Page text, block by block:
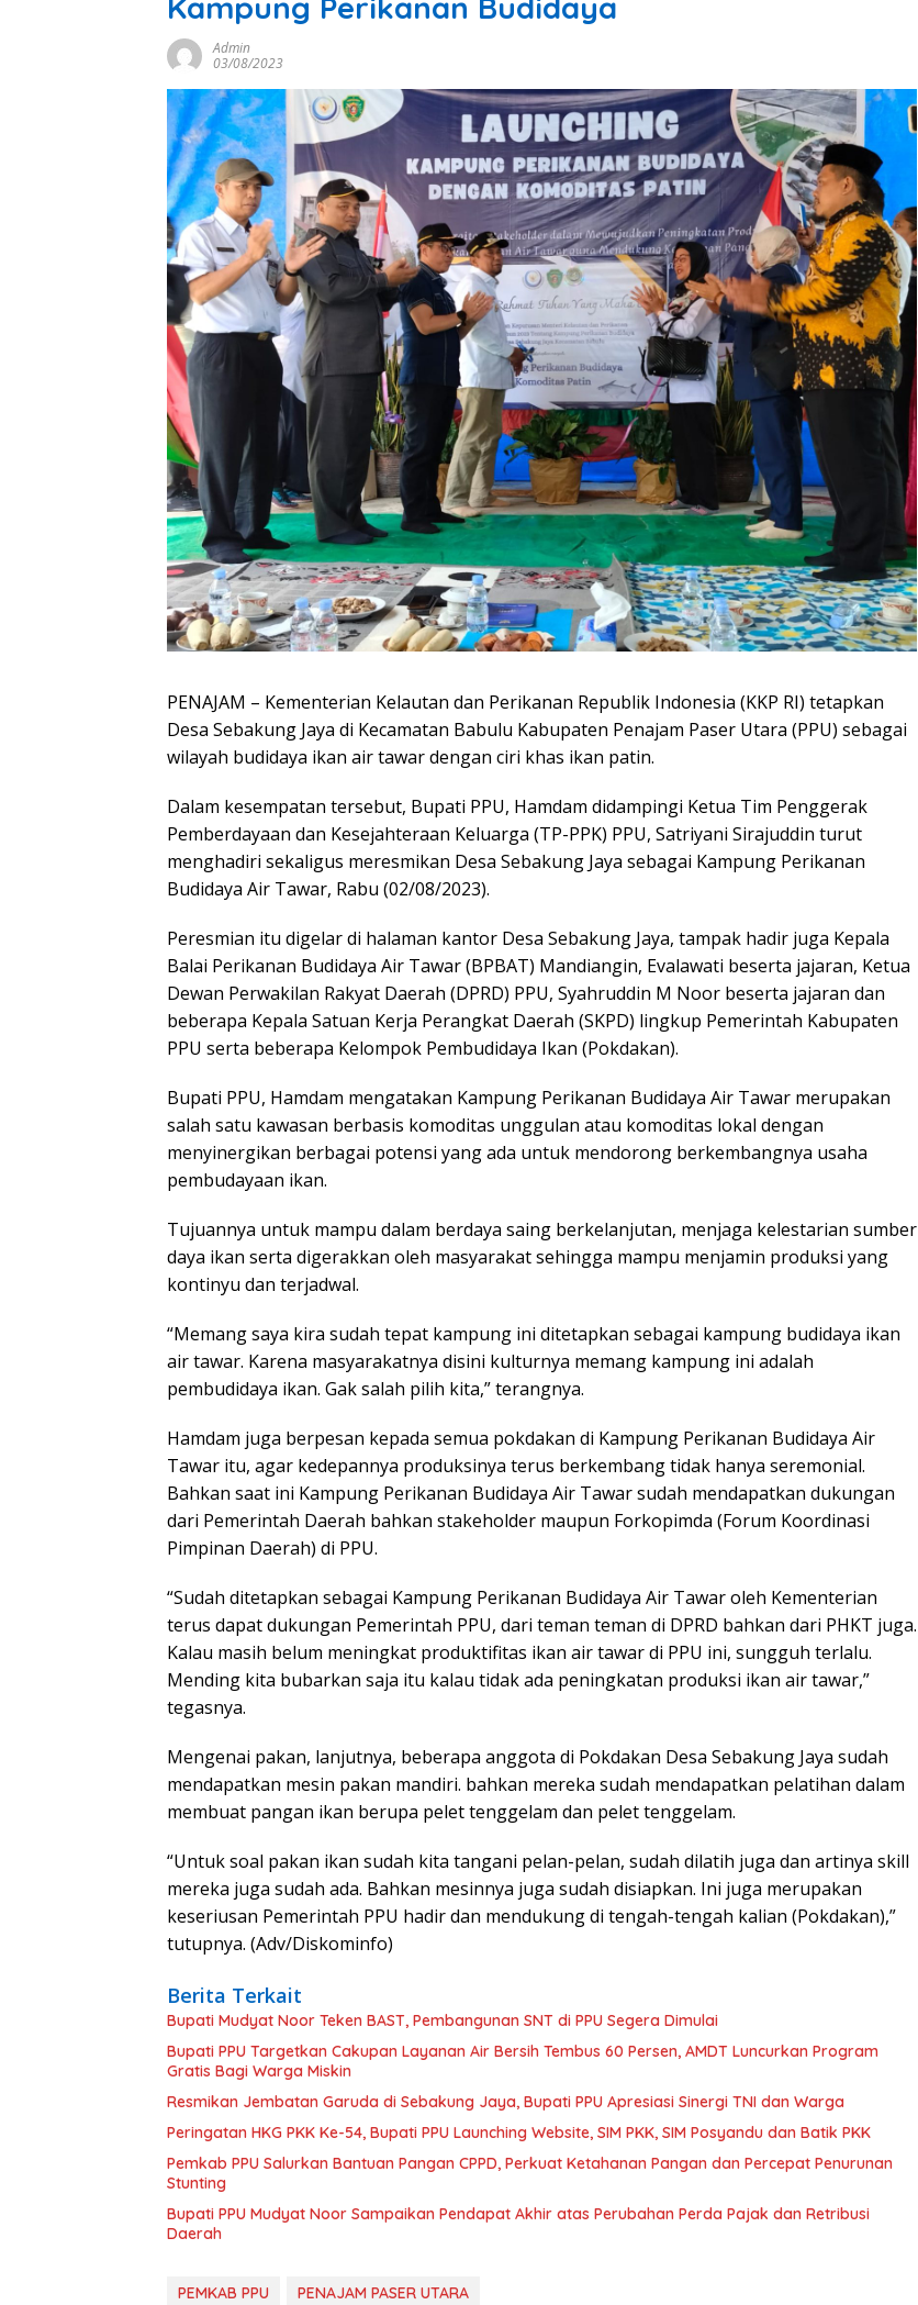
Admin
03/08/2023
PENAJAM – Kementerian Kelautan dan Perikanan Republik Indonesia (KKP RI) tetapkan
Desa Sebakung Jaya di Kecamatan Babulu Kabupaten Penajam Paser Utara (PPU) sebagai
wilayah budidaya ikan air tawar dengan ciri khas ikan patin.
Dalam kesempatan tersebut, Bupati PPU, Hamdam didampingi Ketua Tim Penggerak
Pemberdayaan dan Kesejahteraan Keluarga (TP-PPK) PPU, Satriyani Sirajuddin turut
menghadiri sekaligus meresmikan Desa Sebakung Jaya sebagai Kampung Perikanan
Budidaya Air Tawar, Rabu (02/08/2023).
Peresmian itu digelar di halaman kantor Desa Sebakung Jaya, tampak hadir juga Kepala
Balai Perikanan Budidaya Air Tawar (BPBAT) Mandiangin, Evalawati beserta jajaran, Ketua
Dewan Perwakilan Rakyat Daerah (DPRD) PPU, Syahruddin M Noor beserta jajaran dan
beberapa Kepala Satuan Kerja Perangkat Daerah (SKPD) lingkup Pemerintah Kabupaten
PPU serta beberapa Kelompok Pembudidaya Ikan (Pokdakan).
Bupati PPU, Hamdam mengatakan Kampung Perikanan Budidaya Air Tawar merupakan
salah satu kawasan berbasis komoditas unggulan atau komoditas lokal dengan
menyinergikan berbagai potensi yang ada untuk mendorong berkembangnya usaha
pembudayaan ikan.
Tujuannya untuk mampu dalam berdaya saing berkelanjutan, menjaga kelestarian sumber
daya ikan serta digerakkan oleh masyarakat sehingga mampu menjamin produksi yang
kontinyu dan terjadwal.
“Memang saya kira sudah tepat kampung ini ditetapkan sebagai kampung budidaya ikan
air tawar. Karena masyarakatnya disini kulturnya memang kampung ini adalah
pembudidaya ikan. Gak salah pilih kita,” terangnya.
Hamdam juga berpesan kepada semua pokdakan di Kampung Perikanan Budidaya Air
Tawar itu, agar kedepannya produksinya terus berkembang tidak hanya seremonial.
Bahkan saat ini Kampung Perikanan Budidaya Air Tawar sudah mendapatkan dukungan
dari Pemerintah Daerah bahkan stakeholder maupun Forkopimda (Forum Koordinasi
Pimpinan Daerah) di PPU.
“Sudah ditetapkan sebagai Kampung Perikanan Budidaya Air Tawar oleh Kementerian
terus dapat dukungan Pemerintah PPU, dari teman teman di DPRD bahkan dari PHKT juga.
Kalau masih belum meningkat produktifitas ikan air tawar di PPU ini, sungguh terlalu.
Mending kita bubarkan saja itu kalau tidak ada peningkatan produksi ikan air tawar,”
tegasnya.
Mengenai pakan, lanjutnya, beberapa anggota di Pokdakan Desa Sebakung Jaya sudah
mendapatkan mesin pakan mandiri. bahkan mereka sudah mendapatkan pelatihan dalam
membuat pangan ikan berupa pelet tenggelam dan pelet tenggelam.
“Untuk soal pakan ikan sudah kita tangani pelan-pelan, sudah dilatih juga dan artinya skill
mereka juga sudah ada. Bahkan mesinnya juga sudah disiapkan. Ini juga merupakan
keseriusan Pemerintah PPU hadir dan mendukung di tengah-tengah kalian (Pokdakan),”
tutupnya. (Adv/Diskominfo)
Berita Terkait
Bupati Mudyat Noor Teken BAST, Pembangunan SNT di PPU Segera Dimulai
Bupati PPU Targetkan Cakupan Layanan Air Bersih Tembus 60 Persen, AMDT Luncurkan Program
Gratis Bagi Warga Miskin
Resmikan Jembatan Garuda di Sebakung Jaya, Bupati PPU Apresiasi Sinergi TNI dan Warga
Peringatan HKG PKK Ke-54, Bupati PPU Launching Website, SIM PKK, SIM Posyandu dan Batik PKK
Pemkab PPU Salurkan Bantuan Pangan CPPD, Perkuat Ketahanan Pangan dan Percepat Penurunan
Stunting
Bupati PPU Mudyat Noor Sampaikan Pendapat Akhir atas Perubahan Perda Pajak dan Retribusi
Daerah
PEMKAB PPU PENAJAM PASER UTARA